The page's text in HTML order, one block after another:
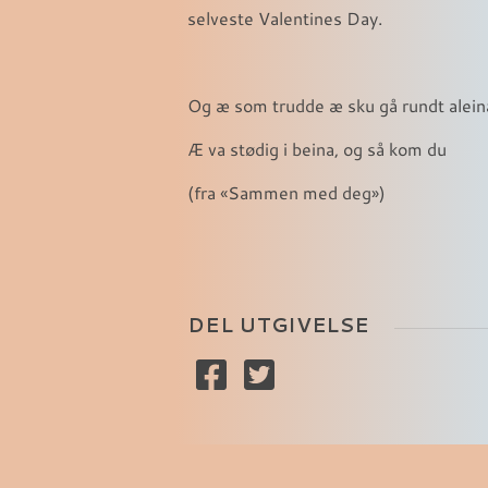
selveste Valentines Day.
Og æ som trudde æ sku gå rundt
Æ va stødig i beina, og så kom du
(fra «Sammen med deg»)
DEL UTGIVELSE